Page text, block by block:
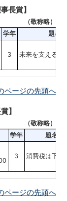
長賞】
（敬称略）
学年 題名
3 未来を支える一
ページの先頭へ
】
（敬称略）
学年 題名
3 消費税は下が
ページの先頭へ